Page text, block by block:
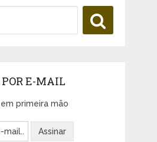
E-MAIL
primeira mão